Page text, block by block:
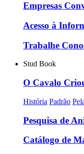
Empresas
Acesso à
Trabalhe
Stud Book
O Cavalo
História Padrão
Pesquisa de
Catálogo de